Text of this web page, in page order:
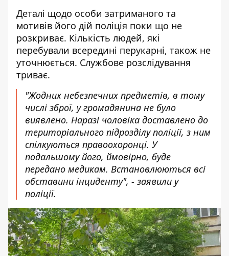
Деталі щодо особи затриманого та
мотивів його дій поліція поки що не
розкриває. Кількість людей, які
перебували всередині перукарні, також не
уточнюється. Службове розслідування
триває.
"Жодних небезпечних предметів, в тому
числі зброї, у громадянина не було
виявлено. Наразі чоловіка доставлено до
територіального підрозділу поліції, з ним
спілкуються правоохоронці. У
подальшому його, ймовірно, буде
передано медикам. Встановлюються всі
обставини інциденту", - заявили у
поліції.